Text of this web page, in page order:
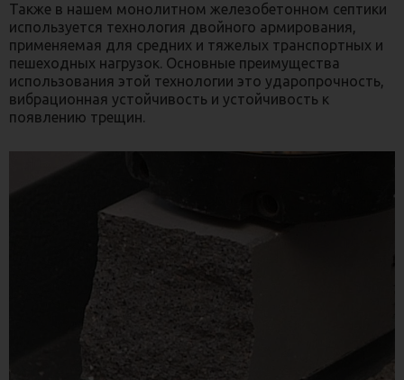
Также в нашем монолитном железобетонном септики
используется технология двойного армирования,
применяемая для средних и тяжелых транспортных и
пешеходных нагрузок. Основные преимущества
использования этой технологии это ударопрочность,
вибрационная устойчивость и устойчивость к
появлению трещин.